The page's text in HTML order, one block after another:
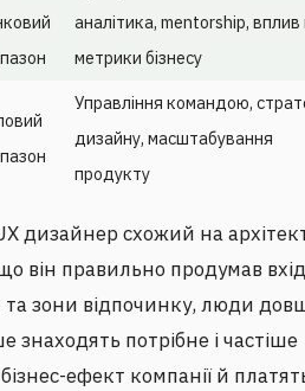
аналітика, mentorship, вплив
метрики бізнесу
Управління командою,
дизайну, масштабування
продукту
дизайнер схожий на
він правильно продумав
та зони відпочинку, люди
потрібне і частіше
ефект компанії й